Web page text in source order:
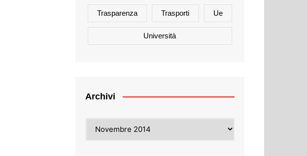
Trasparenza Trasporti Ue
Università
Archivi